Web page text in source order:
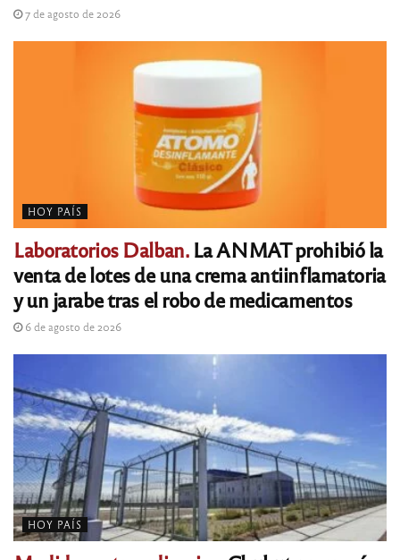
7 de agosto de 2026
HOY PAÍS
Laboratorios Dalban.La ANMAT prohibió la
venta de lotes de una crema antiinflamatoria
y un jarabe tras el robo de medicamentos
6 de agosto de 2026
HOY PAÍS